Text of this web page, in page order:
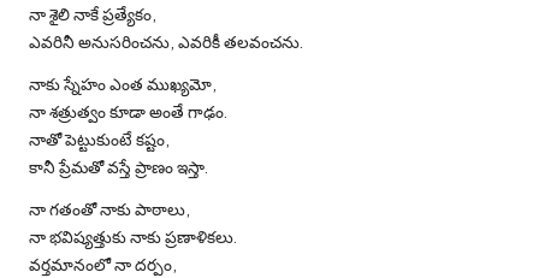
నా శైలి నాకే ప్రత్యేకం,
ఎవరినీ అనుసరించను, ఎవరికీ తలవంచను.
నాకు స్నేహం ఎంత ముఖ్యమో,
నా శత్రుత్వం కూడా అంతే గాఢం.
నాతో పెట్టుకుంటే కష్టం,
కానీ ప్రేమతో వస్తే ప్రాణం ఇస్తా.
నా గతంతో నాకు పాఠాలు,
నా భవిష్యత్తుకు నాకు ప్రణాళికలు.
వర్తమానంలో నా దర్పం,